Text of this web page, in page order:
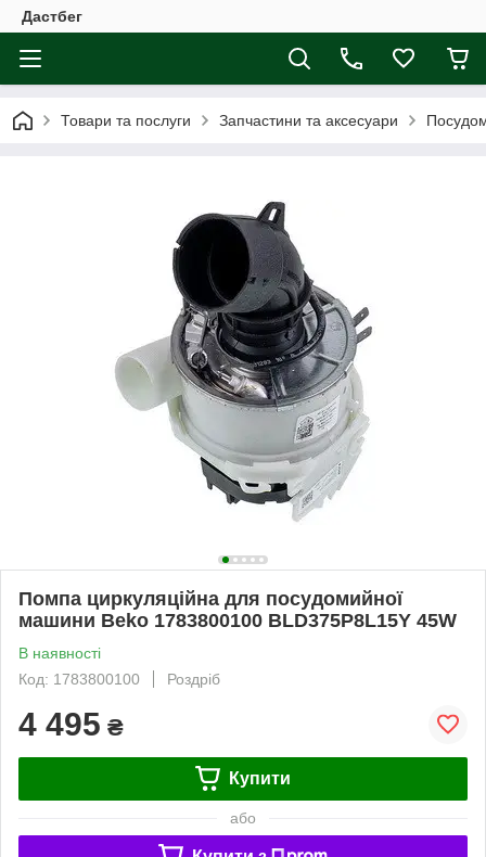
Дастбег
Товари та послуги Запчастини та аксесуари
Помпа циркуляційна для посудомийної
машини Beko 1783800100 BLD375P8L15Y 45W
В наявності
Код: 1783800100
Роздріб
4 495 ₴
Купити
або